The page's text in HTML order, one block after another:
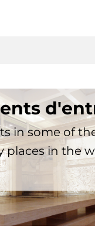
in some of
places in the